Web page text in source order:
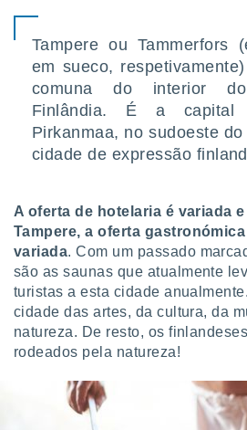
tal,
ou opor-
em “
o
de
ou aceder
Tampere ou Tammerfors
em sueco,
comuna do interior
Finlândia. É a
Pirkanmaa, no sudoeste
cidade de expressão
A oferta de hotelaria é variada
Tampere, a oferta
variada. Com um passado
são as saunas que atualmente
turistas a esta cidade
cidade das artes, da cultura, da
natureza. De resto, os
rodeados pela natureza!